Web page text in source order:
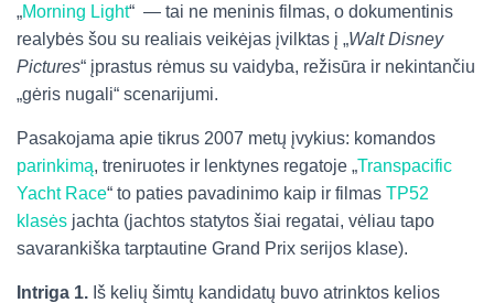
„Morning Light“ — tai ne meninis filmas, o dokumentinis
realybės šou su realiais veikėjas įvilktas į „Walt Disney
Pictures“ įprastus rėmus su vaidyba, režisūra ir nekintančiu
„gėris nugali“ scenarijumi.
Pasakojama apie tikrus 2007 metų įvykius: komandos
parinkimą, treniruotes ir lenktynes regatoje „Transpacific
Yacht Race“ to paties pavadinimo kaip ir filmas TP52
klasės jachta (jachtos statytos šiai regatai, vėliau tapo
savarankiška tarptautine Grand Prix serijos klase).
Intriga 1. Iš kelių šimtų kandidatų buvo atrinktos kelios